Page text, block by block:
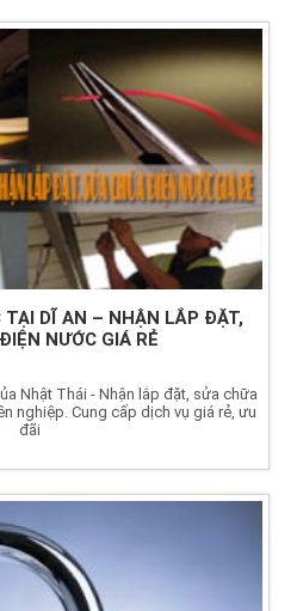
TẠI DĨ AN – NHẬN LẮP ĐẶT,
NƯỚC GIÁ RẺ
Nhật Thái - Nhận lắp đặt, sửa chữa
nghiệp. Cung cấp dịch vụ giá rẻ, ưu
đãi